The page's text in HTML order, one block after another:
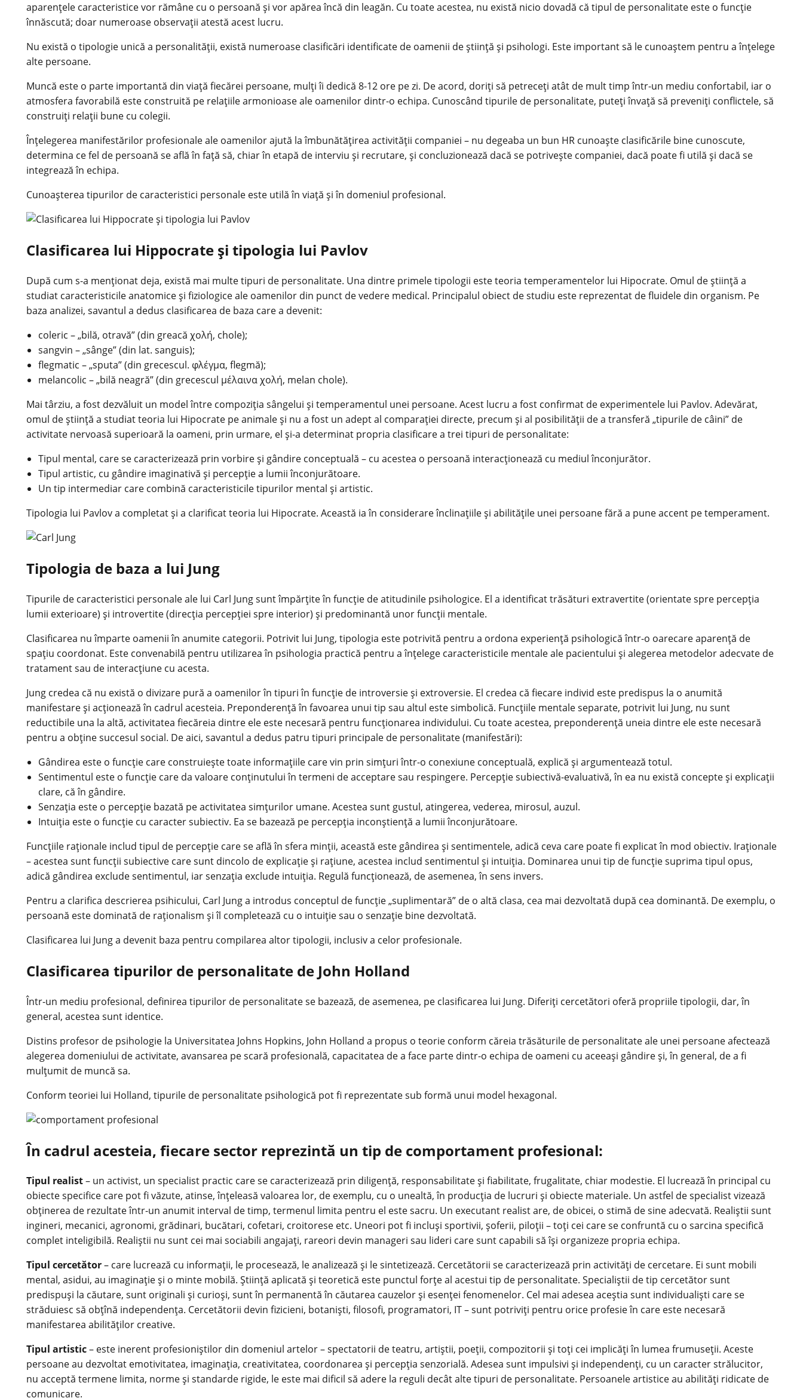
aparențele caracteristice vor rămâne cu o persoană și vor apărea încă din leagăn. Cu toate acestea, nu există nicio dovadă că tipul de personalitate este o funcție
înnăscută; doar numeroase observații atestă acest lucru.
Nu există o tipologie unică a personalității, există numeroase clasificări identificate de oamenii de știință și psihologi. Este important să le cunoaștem pentru a înțelege
alte persoane.
Muncă este o parte importantă din viață fiecărei persoane, mulți îi dedică 8-12 ore pe zi. De acord, doriți să petreceți atât de mult timp într-un mediu confortabil, iar o
atmosfera favorabilă este construită pe relațiile armonioase ale oamenilor dintr-o echipa. Cunoscând tipurile de personalitate, puteți învață să preveniți conflictele, să
construiți relații bune cu colegii.
Înțelegerea manifestărilor profesionale ale oamenilor ajută la îmbunătățirea activității companiei – nu degeaba un bun HR cunoaște clasificările bine cunoscute,
determina ce fel de persoană se află în față să, chiar în etapă de interviu și recrutare, și concluzionează dacă se potrivește companiei, dacă poate fi utilă și dacă se
integrează în echipa.
Cunoașterea tipurilor de caracteristici personale este utilă în viață și în domeniul profesional.
Clasificarea lui Hippocrate și tipologia lui Pavlov
După cum s-a menționat deja, există mai multe tipuri de personalitate. Una dintre primele tipologii este teoria temperamentelor lui Hipocrate. Omul de știință a
studiat caracteristicile anatomice și fiziologice ale oamenilor din punct de vedere medical. Principalul obiect de studiu este reprezentat de fluidele din organism. Pe
baza analizei, savantul a dedus clasificarea de baza care a devenit:
coleric – „bilă, otravă” (din greacă χολή, chole);
sangvin – „sânge” (din lat. sanguis);
flegmatic – „sputa” (din grecescul. φλέγμα, flegmă);
melancolic – „bilă neagră” (din grecescul μέλαινα χολή, melan chole).
Mai târziu, a fost dezvăluit un model între compoziția sângelui și temperamentul unei persoane. Acest lucru a fost confirmat de experimentele lui Pavlov. Adevărat,
omul de știință a studiat teoria lui Hipocrate pe animale și nu a fost un adept al comparației directe, precum și al posibilității de a transferă „tipurile de câini” de
activitate nervoasă superioară la oameni, prin urmare, el și-a determinat propria clasificare a trei tipuri de personalitate:
Tipul mental, care se caracterizează prin vorbire și gândire conceptuală – cu acestea o persoană interacționează cu mediul înconjurător.
Tipul artistic, cu gândire imaginativă și percepție a lumii înconjurătoare.
Un tip intermediar care combină caracteristicile tipurilor mental și artistic.
Tipologia lui Pavlov a completat și a clarificat teoria lui Hipocrate. Această ia în considerare înclinațiile și abilitățile unei persoane fără a pune accent pe temperament.
Tipologia de baza a lui Jung
Tipurile de caracteristici personale ale lui Carl Jung sunt împărțite în funcție de atitudinile psihologice. El a identificat trăsături extravertite (orientate spre percepția
lumii exterioare) și introvertite (direcția percepției spre interior) și predominantă unor funcții mentale.
Clasificarea nu împarte oamenii în anumite categorii. Potrivit lui Jung, tipologia este potrivită pentru a ordona experiență psihologică într-o oarecare aparență de
spațiu coordonat. Este convenabilă pentru utilizarea în psihologia practică pentru a înțelege caracteristicile mentale ale pacientului și alegerea metodelor adecvate de
tratament sau de interacțiune cu acesta.
Jung credea că nu există o divizare pură a oamenilor în tipuri în funcție de introversie și extroversie. El credea că fiecare individ este predispus la o anumită
manifestare și acționează în cadrul acesteia. Preponderență în favoarea unui tip sau altul este simbolică. Funcțiile mentale separate, potrivit lui Jung, nu sunt
reductibile una la altă, activitatea fiecăreia dintre ele este necesară pentru funcționarea individului. Cu toate acestea, preponderență uneia dintre ele este necesară
pentru a obține succesul social. De aici, savantul a dedus patru tipuri principale de personalitate (manifestări):
Gândirea este o funcție care construiește toate informațiile care vin prin simțuri într-o conexiune conceptuală, explică și argumentează totul.
Sentimentul este o funcție care da valoare conținutului în termeni de acceptare sau respingere. Percepție subiectivă-evaluativă, în ea nu există concepte și explicații
clare, că în gândire.
Senzația este o percepție bazată pe activitatea simțurilor umane. Acestea sunt gustul, atingerea, vederea, mirosul, auzul.
Intuiția este o funcție cu caracter subiectiv. Ea se bazează pe percepția inconștiență a lumii înconjurătoare.
Funcțiile raționale includ tipul de percepție care se află în sfera minții, această este gândirea și sentimentele, adică ceva care poate fi explicat în mod obiectiv. Iraționale
– acestea sunt funcții subiective care sunt dincolo de explicație și rațiune, acestea includ sentimentul și intuiția. Dominarea unui tip de funcție suprima tipul opus,
adică gândirea exclude sentimentul, iar senzația exclude intuiția. Regulă funcționează, de asemenea, în sens invers.
Pentru a clarifica descrierea psihicului, Carl Jung a introdus conceptul de funcție „suplimentară” de o altă clasa, cea mai dezvoltată după cea dominantă. De exemplu, o
persoană este dominată de raționalism și îl completează cu o intuiție sau o senzație bine dezvoltată.
Clasificarea lui Jung a devenit baza pentru compilarea altor tipologii, inclusiv a celor profesionale.
Clasificarea tipurilor de personalitate de John Holland
Într-un mediu profesional, definirea tipurilor de personalitate se bazează, de asemenea, pe clasificarea lui Jung. Diferiți cercetători oferă propriile tipologii, dar, în
general, acestea sunt identice.
Distins profesor de psihologie la Universitatea Johns Hopkins, John Holland a propus o teorie conform căreia trăsăturile de personalitate ale unei persoane afectează
alegerea domeniului de activitate, avansarea pe scară profesională, capacitatea de a face parte dintr-o echipa de oameni cu aceeași gândire și, în general, de a fi
mulțumit de muncă sa.
Conform teoriei lui Holland, tipurile de personalitate psihologică pot fi reprezentate sub formă unui model hexagonal.
În cadrul acesteia, fiecare sector reprezintă un tip de comportament profesional:
Tipul realist– un activist, un specialist practic care se caracterizează prin diligență, responsabilitate și fiabilitate, frugalitate, chiar modestie. El lucrează în principal cu
obiecte specifice care pot fi văzute, atinse, înțeleasă valoarea lor, de exemplu, cu o unealtă, în producția de lucruri și obiecte materiale. Un astfel de specialist vizează
obținerea de rezultate într-un anumit interval de timp, termenul limita pentru el este sacru. Un executant realist are, de obicei, o stimă de sine adecvată. Realiștii sunt
ingineri, mecanici, agronomi, grădinari, bucătari, cofetari, croitorese etc. Uneori pot fi incluși sportivii, șoferii, piloții – toți cei care se confruntă cu o sarcina specifică
complet inteligibilă. Realiștii nu sunt cei mai sociabili angajați, rareori devin manageri sau lideri care sunt capabili să își organizeze propria echipa.
Tipul cercetător– care lucrează cu informații, le procesează, le analizează și le sintetizează. Cercetătorii se caracterizează prin activități de cercetare. Ei sunt mobili
mental, asidui, au imaginație și o minte mobilă. Știință aplicată și teoretică este punctul forțe al acestui tip de personalitate. Specialiștii de tip cercetător sunt
predispuși la căutare, sunt originali și curioși, sunt în permanentă în căutarea cauzelor și esenței fenomenelor. Cel mai adesea aceștia sunt individualiști care se
străduiesc să obțînă independența. Cercetătorii devin fizicieni, botaniști, filosofi, programatori, IT – sunt potriviți pentru orice profesie în care este necesară
manifestarea abilităților creative.
Tipul artistic– este inerent profesioniștilor din domeniul artelor – spectatorii de teatru, artiștii, poeții, compozitorii și toți cei implicăți în lumea frumuseții. Aceste
persoane au dezvoltat emotivitatea, imaginația, creativitatea, coordonarea și percepția senzorială. Adesea sunt impulsivi și independenți, cu un caracter strălucitor,
nu acceptă termene limita, norme și standarde rigide, le este mai dificil să adere la reguli decât alte tipuri de personalitate. Persoanele artistice au abilități ridicate de
comunicare.